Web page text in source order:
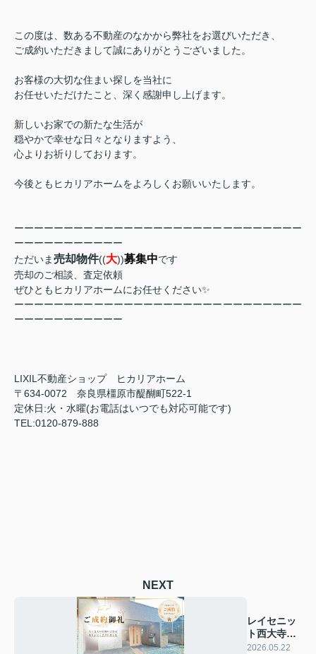
この度は、数ある不動産のなかから弊社をお選びいただき、
ご成約いただきまして誠にありがとうございました。
お客様の大切な住まい探しを当社に
お任せいただけたこと、深く感謝申し上げます。
新しいお家での新たな生活が
穏やかで幸せな日々となりますよう、
心よりお祈りしております。
今後ともヒカリアホームをよろしくお願いいたします。
ーーーーーーーーーーーーーーーーーーーーーーーーーーーーー
ーーーーーーーーーーー
ただいま売却物件((大))募集中です
売却のご相談、査定依頼
ぜひともヒカリアホームにお任せください✨
ーーーーーーーーーーーーーーーーーーーーーーーーーーーーー
ーーーーーーーーーーー
LIXIL不動産ショップ ヒカリアホーム
〒634-0072 奈良県橿原市醍醐町522-1
定休日:火・水曜(お電話はいつでも対応可能です)
TEL:0120-879-888
NEXT
レイセニッ
ト西大寺
中古マンシ
2026.05.22